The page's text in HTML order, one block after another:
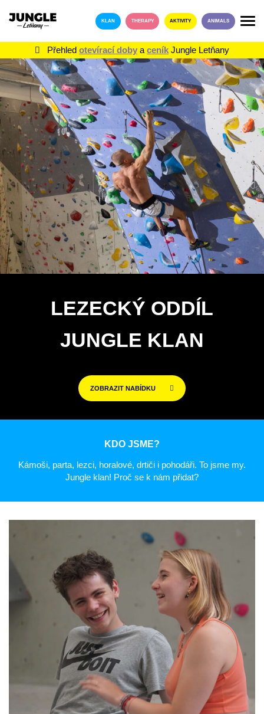
KLAN THERAPY AKTIVITY ANIMALS
Přehledotevírací doby aceník Jungle Letňany
LEZECKÝ ODDÍL
JUNGLE KLAN
ZOBRAZIT NABÍDKU
KDO JSME?
Kámoši, parta, lezci, horalové, drtiči i pohodáři. To jsme my.
Jungle klan! Proč se k nám přidat?